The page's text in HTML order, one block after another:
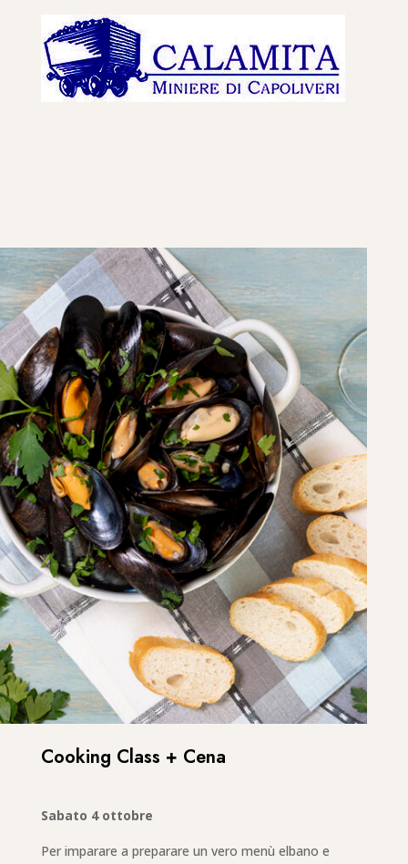
Cooking Class + Cena
Sabato 4 ottobre
Per imparare a preparare un vero menù elbano e